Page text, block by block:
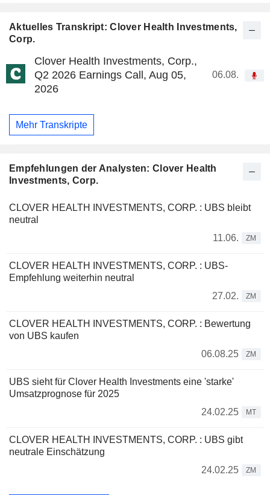
Aktuelles Transkript: Clover Health Investments,
Corp.
Clover Health Investments, Corp.,
Q2 2026 Earnings Call, Aug 05,
2026
06.08.
Mehr Transkripte
Empfehlungen der Analysten: Clover Health
Investments, Corp.
CLOVER HEALTH INVESTMENTS, CORP. : UBS bleibt
neutral
11.06.
ZM
CLOVER HEALTH INVESTMENTS, CORP. : UBS-
Empfehlung weiterhin neutral
27.02.
ZM
CLOVER HEALTH INVESTMENTS, CORP. : Bewertung
von UBS kaufen
06.08.25
ZM
UBS sieht für Clover Health Investments eine 'starke'
Umsatzprognose für 2025
24.02.25
MT
CLOVER HEALTH INVESTMENTS, CORP. : UBS gibt
neutrale Einschätzung
24.02.25
ZM